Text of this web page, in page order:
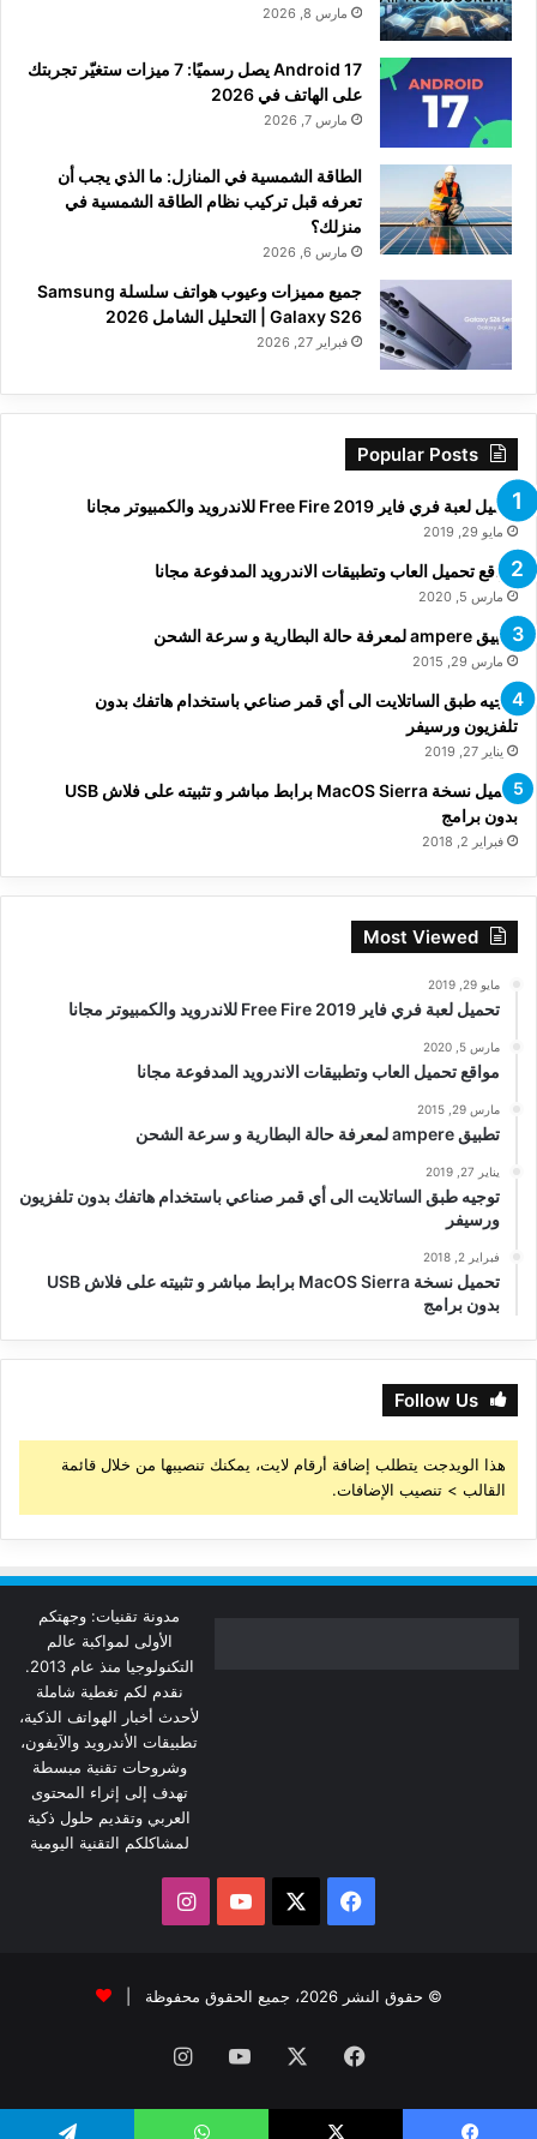
مارس 8, 2026
Android 17 يصل رسميًا: 7 ميزات ستغيّر تجربتك
على الهاتف في 2026
مارس 7, 2026
الطاقة الشمسية في المنازل: ما الذي يجب أن
تعرفه قبل تركيب نظام الطاقة الشمسية في
منزلك؟
مارس 6, 2026
جميع مميزات وعيوب هواتف سلسلة Samsung
Galaxy S26 | التحليل الشامل 2026
فبراير 27, 2026
Popular Posts
تحميل لعبة فري فاير Free Fire 2019 للاندرويد والكمبيوتر مجانا
مايو 29, 2019
مواقع تحميل العاب وتطبيقات الاندرويد المدفوعة مجانا
مارس 5, 2020
تطبيق ampere لمعرفة حالة البطارية و سرعة الشحن
مارس 29, 2015
توجيه طبق الساتلايت الى أي قمر صناعي باستخدام هاتفك بدون
تلفزيون ورسيفر
يناير 27, 2019
تحميل نسخة MacOS Sierra برابط مباشر و تثبيته على فلاش USB
بدون برامج
فبراير 2, 2018
Most Viewed
مايو 29, 2019
تحميل لعبة فري فاير Free Fire 2019 للاندرويد والكمبيوتر مجانا
مارس 5, 2020
مواقع تحميل العاب وتطبيقات الاندرويد المدفوعة مجانا
مارس 29, 2015
تطبيق ampere لمعرفة حالة البطارية و سرعة الشحن
يناير 27, 2019
توجيه طبق الساتلايت الى أي قمر صناعي باستخدام هاتفك بدون تلفزيون
ورسيفر
فبراير 2, 2018
تحميل نسخة MacOS Sierra برابط مباشر و تثبيته على فلاش USB
بدون برامج
Follow Us
هذا الويدجت يتطلب إضافة أرقام لايت، يمكنك تنصيبها من خلال قائمة
القالب > تنصيب الإضافات.
مدونة تقنيات: وجهتكم
الأولى لمواكبة عالم
التكنولوجيا منذ عام 2013.
نقدم لكم تغطية شاملة
لأحدث أخبار الهواتف الذكية،
تطبيقات الأندرويد والآيفون،
وشروحات تقنية مبسطة
تهدف إلى إثراء المحتوى
العربي وتقديم حلول ذكية
لمشاكلكم التقنية اليومية
فيسبوك ‫YouTubeانستقرام
© حقوق النشر 2026، جميع الحقوق محفوظة |
فيسبوك ‫YouTubeانستقرام